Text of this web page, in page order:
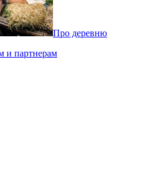
Про деревню
и партнерам